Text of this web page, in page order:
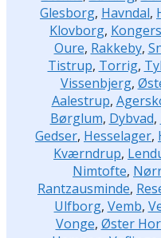
Glesborg, Havndal,
Klovborg,
Oure, Rakkeby,
Tistrup, Torrig,
Vissenbjerg,
Aalestrup,
Børglum, Dybvad,
Gedser, Hesselager,
Kværndrup,
Nimtofte,
Rantzausminde,
Ulfborg, Vemb,
Vonge, Øster